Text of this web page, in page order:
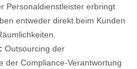
Personaldienstleister erbringt
entweder direkt beim Kunden
Outsourcing der
der Compliance-Verantwortung